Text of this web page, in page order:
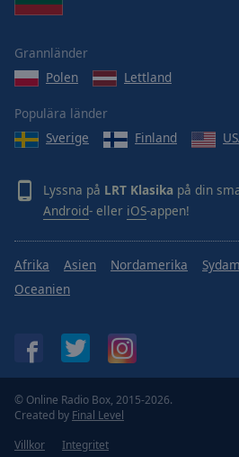
Done
Close
Dialog
End
window.
Grannländer
Polen
Lettland
Populära länder
Sverige
Finland
Lyssna på LRT Klasika på din
Android- eller iOS-appen!
Afrika Asien Nordamerika
Oceanien
© Online Radio Box, 2015-2026.
Created by Final Level
Villkor
Integritet